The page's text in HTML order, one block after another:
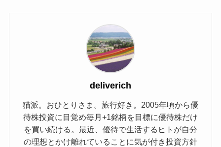
deliverich
猫派。おひとりさま。旅行好き。2005年頃から優
待株投資に目覚め毎月+1銘柄を目標に優待株だけ
を買い続ける。最近、優待で生活するヒトが自分
の理想とかけ離れていることに気が付き投資方針